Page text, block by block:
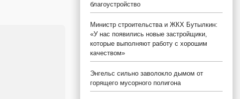
благоустройство
Министр строительства и ЖКХ Бутылкин:
«У нас появились новые застройщики,
которые выполняют работу с хорошим
качеством»
Энгельс сильно заволокло дымом от
горящего мусорного полигона